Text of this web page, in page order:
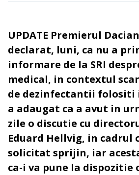
UPDATE Premierul
declarat, luni, ca nu a
informare de la SRI
medical, in contextul
de dezinfectantii folositi
a adaugat ca a avut in
zile o discutie cu
Eduard Hellvig, in cadrul
solicitat sprijin, iar
ca-i va pune la dispozitie